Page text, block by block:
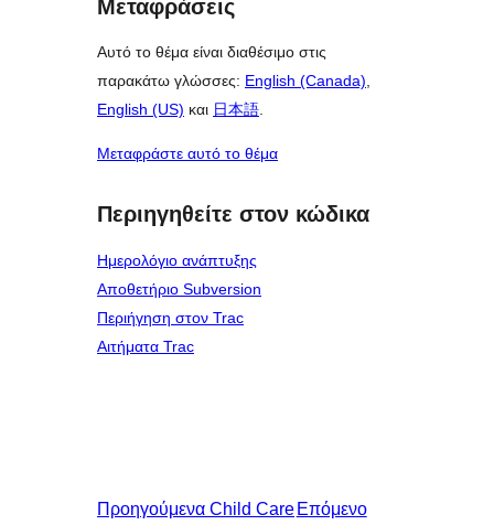
Μεταφράσεις
Αυτό το θέμα είναι διαθέσιμο στις
παρακάτω γλώσσες: English (Canada),
English (US) και 日本語.
Μεταφράστε αυτό το θέμα
Περιηγηθείτε στον κώδικα
Ημερολόγιο ανάπτυξης
Αποθετήριο Subversion
Περιήγηση στον Trac
Αιτήματα Trac
Προηγούμενα Child Care Επόμενο